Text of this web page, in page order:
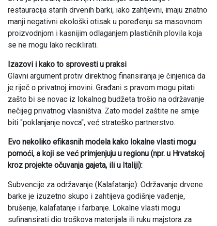
restauracija starih drvenih barki, iako zahtjevni, imaju znatno
manji negativni ekološki otisak u poređenju sa masovnom
proizvodnjom i kasnijim odlaganjem plastičnih plovila koja
se ne mogu lako reciklirati.
Izazovi i kako to sprovesti u praksi
Glavni argument protiv direktnog finansiranja je činjenica da
je riječ o privatnoj imovini. Građani s pravom mogu pitati
zašto bi se novac iz lokalnog budžeta trošio na održavanje
nečijeg privatnog vlasništva. Zato model zaštite ne smije
biti "poklanjanje novca", već strateško partnerstvo.
Evo nekoliko efikasnih modela kako lokalne vlasti mogu
pomoći, a koji se već primjenjuju u regionu (npr. u Hrvatskoj
kroz projekte očuvanja gajeta, ili u Italiji):
Subvencije za održavanje (Kalafatanje): Održavanje drvene
barke je izuzetno skupo i zahtijeva godišnje vađenje,
brušenje, kalafatanje i farbanje. Lokalne vlasti mogu
sufinansirati dio troškova materijala ili ruku majstora za